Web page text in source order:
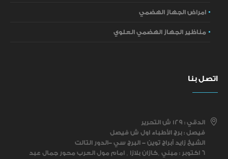
امراض الجهاز الهضمي
مناظير الجهاز الهضمي العلوي
اتصل بنا
الدقي : ١٢٩ ش التحرير
فيصل : برج الأطباء اول ش فيصل
الشيخ زايد أبراج توين - البرج سي -الدور التالت
6 اكتوبر : مبني ,كازان بلازا , امام مول العرب محور جمال عبد